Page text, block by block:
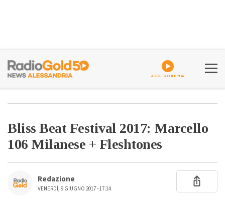
ASCOLTA GOLDPLAY
Bliss Beat Festival 2017: Marcello
106 Milanese + Fleshtones
Redazione
VENERDÌ, 9 GIUGNO 2017 - 17:14